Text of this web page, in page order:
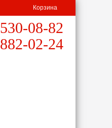
Корзина
530-08-82
882-02-24